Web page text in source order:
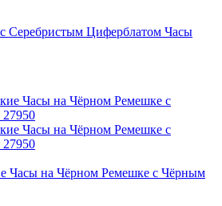
Серебристым Циферблатом Часы
Часы на Чёрном Ремешке с Чёрным